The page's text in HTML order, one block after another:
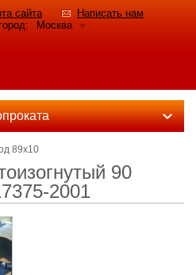
сайта
Написать нам
Москва
89х10
90
2001